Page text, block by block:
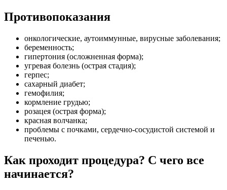
Противопоказания
онкологические, аутоиммунные, вирусные заболевания;
беременность;
гипертония (осложненная форма);
угревая болезнь (острая стадия);
герпес;
сахарный диабет;
гемофилия;
кормление грудью;
розацея (острая форма);
красная волчанка;
проблемы с почками, сердечно-сосудистой системой и
печенью.
Как проходит процедура? С чего все
начинается?